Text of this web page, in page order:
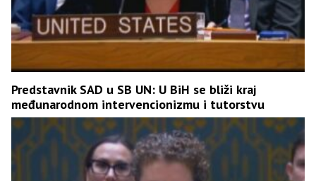
Predstavnik SAD u SB UN: U BiH se bliži kraj
međunarodnom intervencionizmu i tutorstvu